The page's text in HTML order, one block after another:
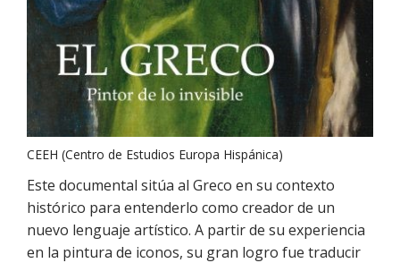
CEEH (Centro de Estudios Europa Hispánica)
Este documental sitúa al Greco en su contexto
histórico para entenderlo como creador de un
nuevo lenguaje artístico. A partir de su experiencia
en la pintura de iconos, su gran logro fue traducir